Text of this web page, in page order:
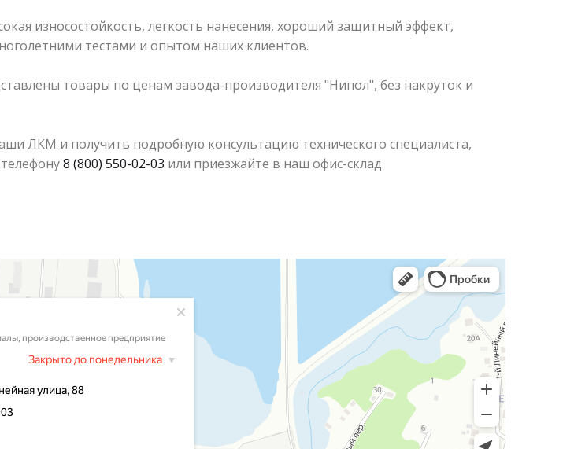
износостойкость, легкость нанесения, хороший защитный эффект,
тестами и опытом наших клиентов.
товары по ценам завода-производителя "Нипол", без накруток и
ЛКМ и получить подробную консультацию технического специалиста,
8 (800) 550-02-03 или приезжайте в наш офис-склад.